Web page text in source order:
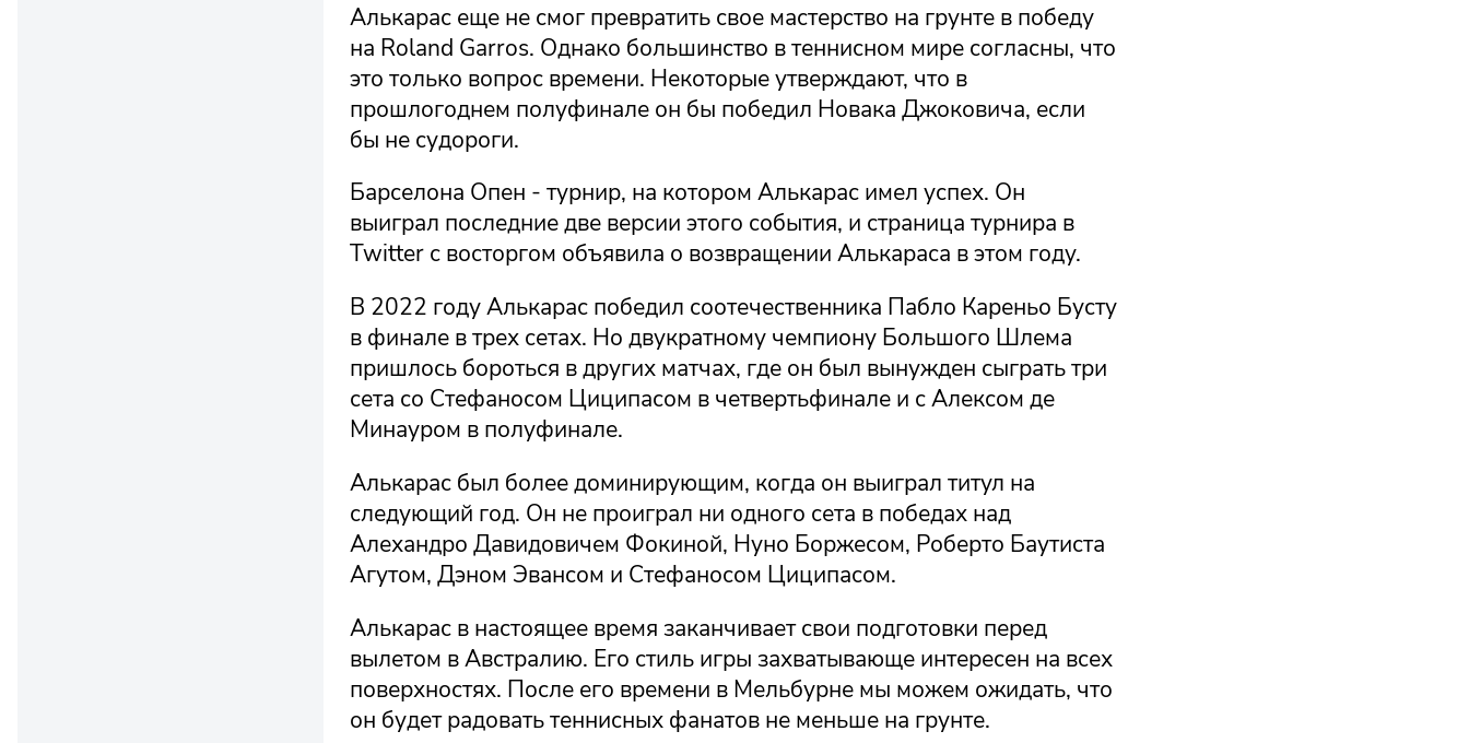
Алькарас еще не смог превратить свое мастерство на грунте в победу
на Roland Garros. Однако большинство в теннисном мире согласны, что
это только вопрос времени. Некоторые утверждают, что в
прошлогоднем полуфинале он бы победил Новака Джоковича, если
бы не судороги.
Барселона Опен - турнир, на котором Алькарас имел успех. Он
выиграл последние две версии этого события, и страница турнира в
Twitter с восторгом объявила о возвращении Алькараса в этом году.
В 2022 году Алькарас победил соотечественника Пабло Кареньо Бусту
в финале в трех сетах. Но двукратному чемпиону Большого Шлема
пришлось бороться в других матчах, где он был вынужден сыграть три
сета со Стефаносом Циципасом в четвертьфинале и с Алексом де
Минауром в полуфинале.
Алькарас был более доминирующим, когда он выиграл титул на
следующий год. Он не проиграл ни одного сета в победах над
Алехандро Давидовичем Фокиной, Нуно Боржесом, Роберто Баутиста
Агутом, Дэном Эвансом и Стефаносом Циципасом.
Алькарас в настоящее время заканчивает свои подготовки перед
вылетом в Австралию. Его стиль игры захватывающе интересен на всех
поверхностях. После его времени в Мельбурне мы можем ожидать, что
он будет радовать теннисных фанатов не меньше на грунте.